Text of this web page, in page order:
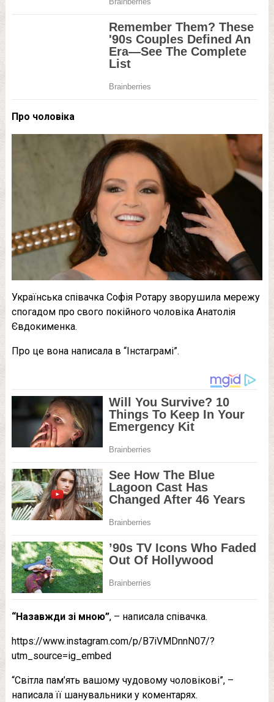
Про чоловіка
Українська співачка Софія Ротару зворушила мережу
спогадом про свого покійного чоловіка Анатолія
Євдокименка.
Про це вона написала в “Інстаграмі”.
“Назавжди зі мною”, – написала співачка.
https://www.instagram.com/p/B7iVMDnnN07/?
utm_source=ig_embed
“Світла пам’ять вашому чудовому чоловікові”, –
написала її шанувальники у коментарях.